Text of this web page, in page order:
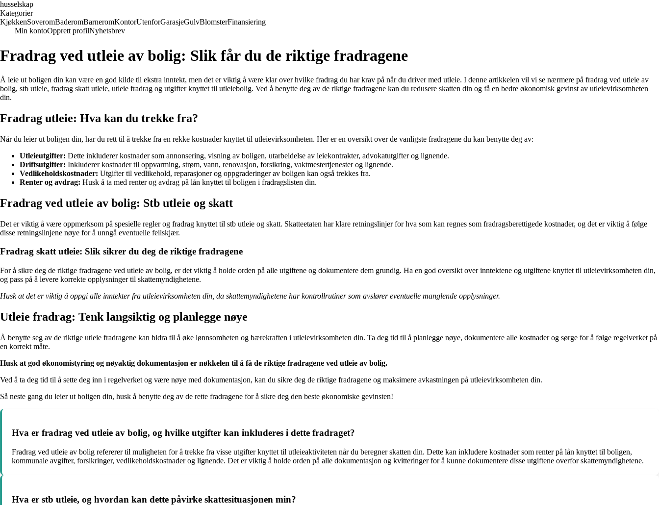
husselskap
Kategorier
KjøkkenSoveromBaderomBarneromKontorUtenforGarasjeGulvBlomsterFinansiering
Min kontoOpprett profilNyhetsbrev
Fradrag ved utleie av bolig: Slik får du de riktige fradragene
Å leie ut boligen din kan være en god kilde til ekstra inntekt, men det er viktig å være klar over hvilke fradrag du har krav på når du driver med utleie. I denne artikkelen vil vi se nærmere på fradrag ved utleie av
bolig, stb utleie, fradrag skatt utleie, utleie fradrag og utgifter knyttet til utleiebolig. Ved å benytte deg av de riktige fradragene kan du redusere skatten din og få en bedre økonomisk gevinst av utleievirksomheten
din.
Fradrag utleie: Hva kan du trekke fra?
Når du leier ut boligen din, har du rett til å trekke fra en rekke kostnader knyttet til utleievirksomheten. Her er en oversikt over de vanligste fradragene du kan benytte deg av:
Utleieutgifter: Dette inkluderer kostnader som annonsering, visning av boligen, utarbeidelse av leiekontrakter, advokatutgifter og lignende.
Driftsutgifter: Inkluderer kostnader til oppvarming, strøm, vann, renovasjon, forsikring, vaktmestertjenester og lignende.
Vedlikeholdskostnader: Utgifter til vedlikehold, reparasjoner og oppgraderinger av boligen kan også trekkes fra.
Renter og avdrag: Husk å ta med renter og avdrag på lån knyttet til boligen i fradragslisten din.
Fradrag ved utleie av bolig: Stb utleie og skatt
Det er viktig å være oppmerksom på spesielle regler og fradrag knyttet til stb utleie og skatt. Skatteetaten har klare retningslinjer for hva som kan regnes som fradragsberettigede kostnader, og det er viktig å følge
disse retningslinjene nøye for å unngå eventuelle feilskjær.
Fradrag skatt utleie: Slik sikrer du deg de riktige fradragene
For å sikre deg de riktige fradragene ved utleie av bolig, er det viktig å holde orden på alle utgiftene og dokumentere dem grundig. Ha en god oversikt over inntektene og utgiftene knyttet til utleievirksomheten din,
og pass på å levere korrekte opplysninger til skattemyndighetene.
Husk at det er viktig å oppgi alle inntekter fra utleievirksomheten din, da skattemyndighetene har kontrollrutiner som avslører eventuelle manglende opplysninger.
Utleie fradrag: Tenk langsiktig og planlegge nøye
Å benytte seg av de riktige utleie fradragene kan bidra til å øke lønnsomheten og bærekraften i utleievirksomheten din. Ta deg tid til å planlegge nøye, dokumentere alle kostnader og sørge for å følge regelverket på
en korrekt måte.
Husk at god økonomistyring og nøyaktig dokumentasjon er nøkkelen til å få de riktige fradragene ved utleie av bolig.
Ved å ta deg tid til å sette deg inn i regelverket og være nøye med dokumentasjon, kan du sikre deg de riktige fradragene og maksimere avkastningen på utleievirksomheten din.
Så neste gang du leier ut boligen din, husk å benytte deg av de rette fradragene for å sikre deg den beste økonomiske gevinsten!
Hva er fradrag ved utleie av bolig, og hvilke utgifter kan inkluderes i dette fradraget?
Fradrag ved utleie av bolig refererer til muligheten for å trekke fra visse utgifter knyttet til utleieaktiviteten når du beregner skatten din. Dette kan inkludere kostnader som renter på lån knyttet til boligen,
kommunale avgifter, forsikringer, vedlikeholdskostnader og lignende. Det er viktig å holde orden på alle dokumentasjon og kvitteringer for å kunne dokumentere disse utgiftene overfor skattemyndighetene.
Hva er stb utleie, og hvordan kan dette påvirke skattesituasjonen min?